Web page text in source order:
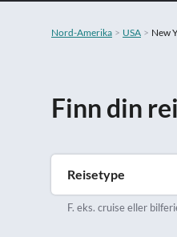
Nord-Amerika USA New
Finn din
Reisetype
F. eks. cruise eller